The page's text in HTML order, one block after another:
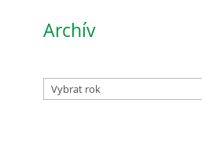
Archív
Archivy